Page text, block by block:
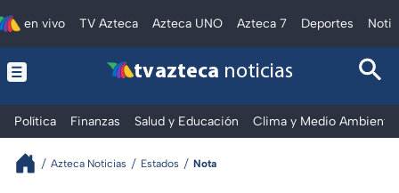
en vivo TV Azteca Azteca UNO Azteca 7 Deportes
tv azteca noticias
Política Finanzas Salud y Educación Clima y Medio Ambiente
Azteca Noticias Estados Nota